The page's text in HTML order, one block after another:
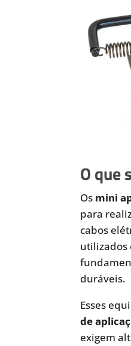
O que
Os mini
para
cabos
utilizados
duráveis.
Esses
de
exigem